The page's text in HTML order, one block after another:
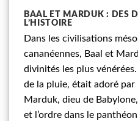
BAAL ET MARDUK : DES
L’HISTOIRE
Dans les civilisations
cananéennes, Baal et
divinités les plus
de la pluie, était adoré par
Marduk, dieu de
et l’ordre dans le